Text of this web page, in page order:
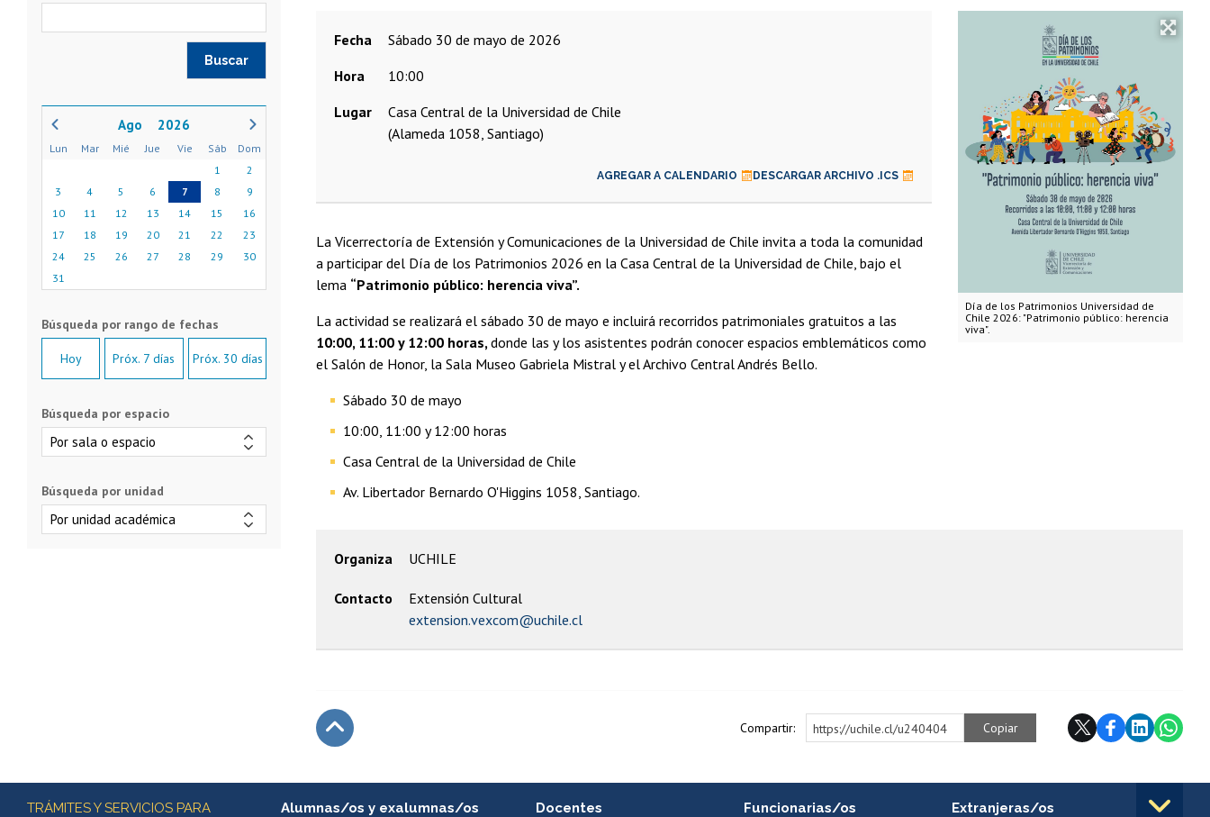
Día de los Patrimonios Universidad de
Chile 2026: "Patrimonio público: herencia
viva".
Fecha
sábado 30 de mayo de 2026
Hora
10:00
Lugar
Casa Central de la Universidad de Chile
(Alameda 1058, Santiago)
AGREGAR A CALENDARIO DESCARGAR ARCHIVO .ICS
La Vicerrectoría de Extensión y Comunicaciones de la Universidad de Chile invita a toda la comunidad
a participar del Día de los Patrimonios 2026 en la Casa Central de la Universidad de Chile, bajo el
lema “Patrimonio público: herencia viva”.
La actividad se realizará el sábado 30 de mayo e incluirá recorridos patrimoniales gratuitos a las
10:00, 11:00 y 12:00 horas, donde las y los asistentes podrán conocer espacios emblemáticos como
el Salón de Honor, la Sala Museo Gabriela Mistral y el Archivo Central Andrés Bello.
Sábado 30 de mayo
10:00, 11:00 y 12:00 horas
Casa Central de la Universidad de Chile
Av. Libertador Bernardo O'Higgins 1058, Santiago.
Organiza UCHILE
Contacto
Extensión Cultural
extension.vexcom@uchile.cl
Compartir: https://uchile.cl/u240404 Copiar
2026
Lun Mar Mié Jue Vie Sáb
Dom
1
2
3
4 5 6 7 8
9
10
11 12 13 14 15
16
17
18 19 20 21 22
23
24
25 26 27 28 29
30
31
Hoy Próx. 7 días Próx. 30 días
Búsqueda por espacio
Búsqueda por unidad
Más información
TRÁMITES Y SERVICIOS PARA Alumnas/os y exalumnas/os Docentes Funcionarias/os Extranjeras/os